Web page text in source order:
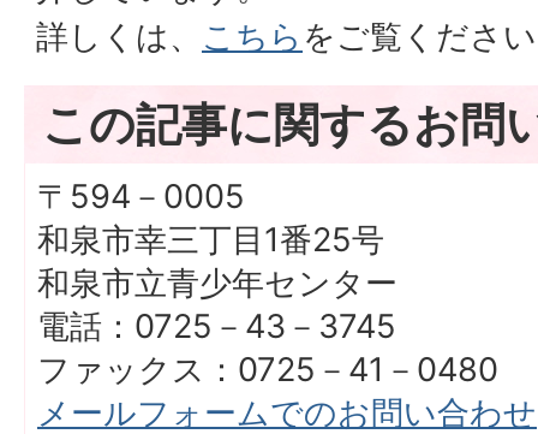
詳しくは、 こちら をご覧くださ
この記事に関するお問
〒594－0005
和泉市幸三丁目1番25号
和泉市立青少年センター
電話：0725－43－3745
ファックス：0725－41－0480
メールフォームでのお問い合わせ